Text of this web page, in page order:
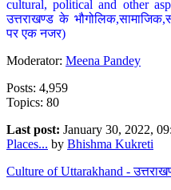
cultural, political and other
उत्तराखण्ड के
पर एक नजर)
Moderator: Meena Pandey
Posts: 4,959
Topics: 80
Last post: January 30, 2022,
Places... by Bhishma Kukreti
Culture of Uttarakhand -